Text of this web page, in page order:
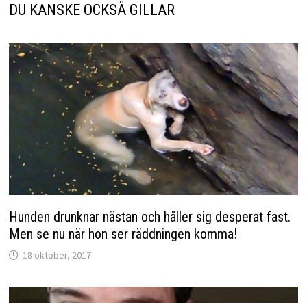
DU KANSKE OCKSÅ GILLAR
Hunden drunknar nästan och håller sig desperat fast.
Men se nu när hon ser räddningen komma!
18 oktober, 2017